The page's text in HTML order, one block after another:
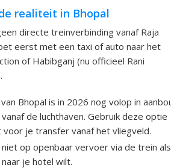
realiteit in Bhopal
directe treinverbinding vanaf Raja
eerst met een taxi of auto naar het
of Habibganj (nu officieel Rani
Bhopal is in 2026 nog volop in
de luchthaven. Gebruik deze optie
je transfer vanaf het vliegveld.
op openbaar vervoer via de trein
je hotel wilt.